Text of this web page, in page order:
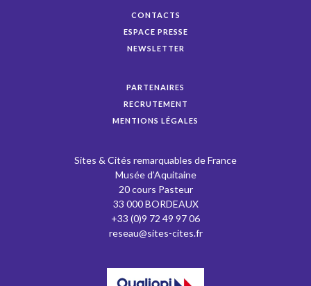
CONTACTS
ESPACE PRESSE
NEWSLETTER
PARTENAIRES
RECRUTEMENT
MENTIONS LÉGALES
Sites & Cités remarquables de France
Musée d’Aquitaine
20 cours Pasteur
33 000 BORDEAUX
+33 (0)9 72 49 97 06
reseau@sites-cites.fr